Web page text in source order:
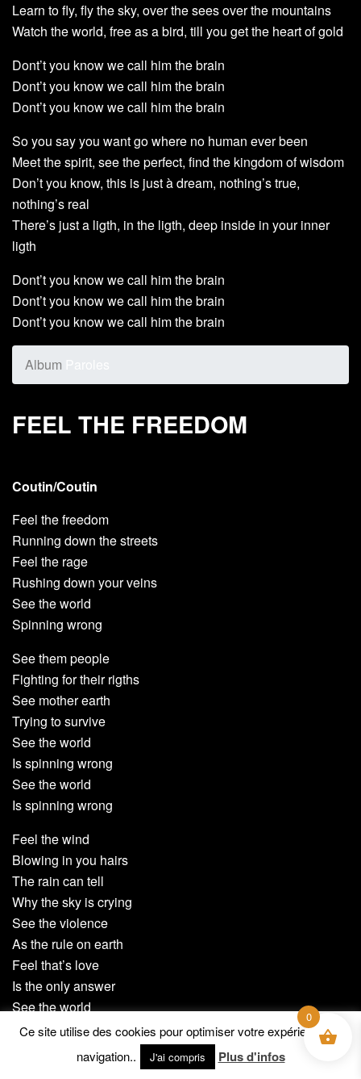
Learn to fly, fly the sky, over the sees over the mountains
Watch the world, free as a bird, till you get the heart of gold
Dont’t you know we call him the brain
Dont’t you know we call him the brain
Dont’t you know we call him the brain
So you say you want go where no human ever been
Meet the spirit, see the perfect, find the kingdom of wisdom
Don’t you know, this is just à dream, nothing’s true,
nothing’s real
There’s just a ligth, in the ligth, deep inside in your inner
ligth
Dont’t you know we call him the brain
Dont’t you know we call him the brain
Dont’t you know we call him the brain
Album
FEEL THE FREEDOM
Coutin/Coutin
Feel the freedom
Running down the streets
Feel the rage
Rushing down your veins
See the world
Spinning wrong
See them people
Fighting for their rigths
See mother earth
Trying to survive
See the world
Is spinning wrong
See the world
Is spinning wrong
Feel the wind
Blowing in you hairs
The rain can tell
Why the sky is crying
See the violence
As the rule on earth
Feel that’s love
Is the only answer
See the world
See the world
Need some help
Ce site utilise des cookies pour optimiser votre expérience de
navigation..
J'ai compris Plus d'infos
0